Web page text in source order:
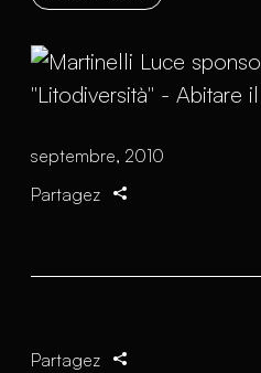
septembre, 2010
Partagez
Partagez